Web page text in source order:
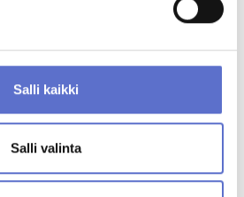
Salli kaikki
Salli valinta
ajaksi